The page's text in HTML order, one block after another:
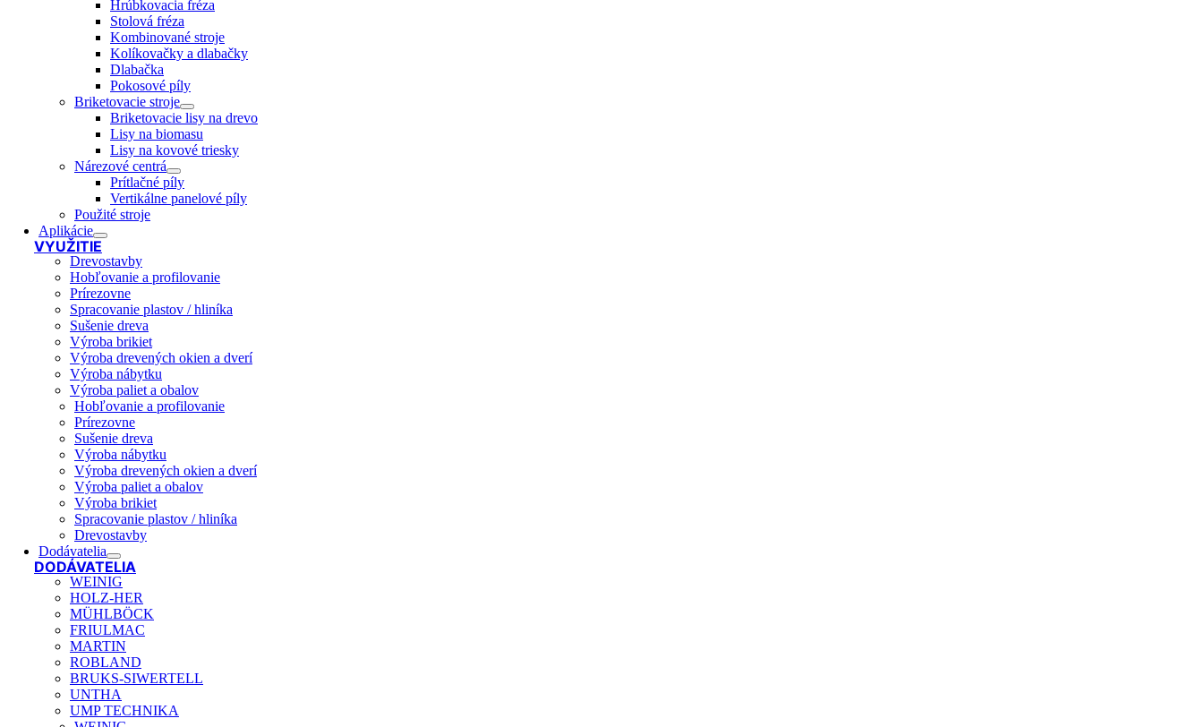
Hrúbkovacia fréza
Stolová fréza
Kombinované stroje
Kolíkovačky a dlabačky
Dlabačka
Pokosové píly
Briketovacie stroje
Briketovacie lisy na drevo
Lisy na biomasu
Lisy na kovové triesky
Nárezové centrá
Prítlačné píly
Vertikálne panelové píly
Použité stroje
Aplikácie
VYUŽITIE
Drevostavby
Hobľovanie a profilovanie
Prírezovne
Spracovanie plastov / hliníka
Sušenie dreva
Výroba brikiet
Výroba drevených okien a dverí
Výroba nábytku
Výroba paliet a obalov
Hobľovanie a profilovanie
Prírezovne
Sušenie dreva
Výroba nábytku
Výroba drevených okien a dverí
Výroba paliet a obalov
Výroba brikiet
Spracovanie plastov / hliníka
Drevostavby
Dodávatelia
DODÁVATELIA
WEINIG
HOLZ-HER
MÜHLBÖCK
FRIULMAC
MARTIN
ROBLAND
BRUKS-SIWERTELL
UNTHA
UMP TECHNIKA